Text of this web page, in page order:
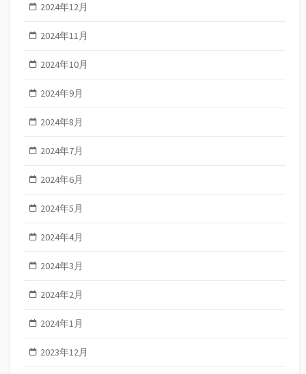
2024年12月
2024年11月
2024年10月
2024年9月
2024年8月
2024年7月
2024年6月
2024年5月
2024年4月
2024年3月
2024年2月
2024年1月
2023年12月